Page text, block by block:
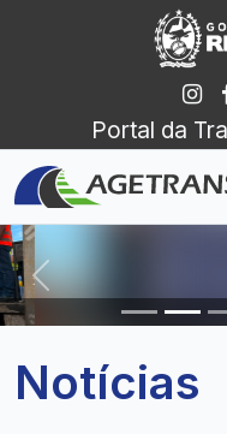
Portal da
Anterior
Notícias